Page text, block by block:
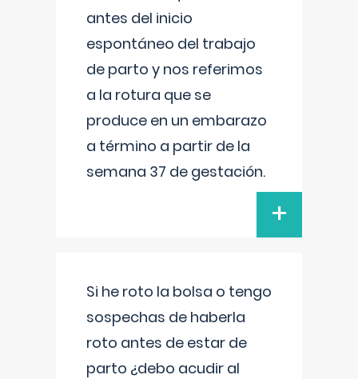
antes del inicio
espontáneo del trabajo
de parto y nos referimos
a la rotura que se
produce en un embarazo
a término a partir de la
semana 37 de gestación.
+
Si he roto la bolsa o tengo
sospechas de haberla
roto antes de estar de
parto ¿debo acudir al